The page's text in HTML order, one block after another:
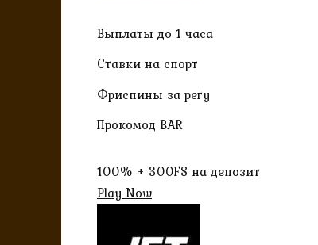
Выплаты до 1 часа
Ставки на спорт
Фриспины за регу
Прокомод BAR
100% + 300FS на депозит
Play Now